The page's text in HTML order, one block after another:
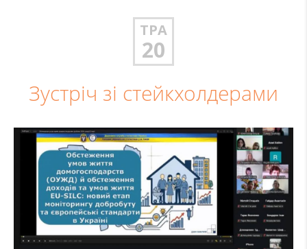
ТРА
20
Зустріч зі стейкхолдерами